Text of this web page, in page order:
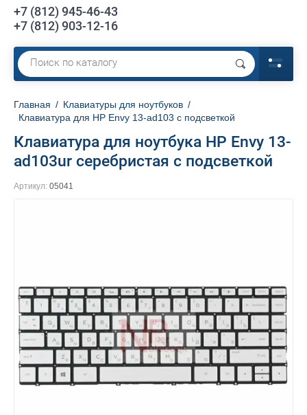
+7 (812) 945-46-43
+7 (812) 903-12-16
Главная / Клавиатуры для ноутбуков /
Клавиатура для HP Envy 13-ad103 с подсветкой
Клавиатура для ноутбука HP Envy 13-
ad103ur серебристая с подсветкой
Артикул: 05041